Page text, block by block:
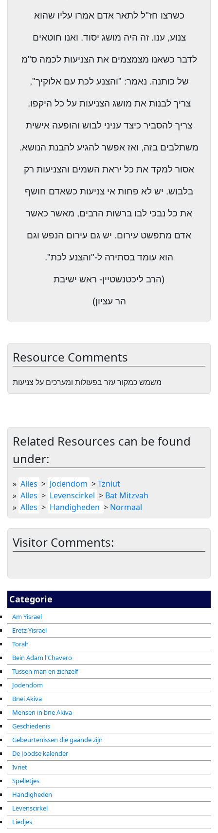
Categorie
Am Yisrael
Eretz Yisrael
Torah
Bein Adam l'Chavero
Tussen man en zichzelf
Jodendom
Bnei Akiva
Mensen in bne Akiva
Geschiedenis
Gebeurtenissen die gaande zijn
De Joodse kalender
Ivriet
Spelletjes
Handigheden
Levenscirkel
Liedjes
כשרצו חז"ל לתאר אדם אמרו עליו שהוא
צנוע, ענו. זה היה מושג יסוד. ואנו חוטאים
לדבר כשאנו מצמצמים את הצניעות לכמה ס"מ
של כותנה. נאמר: "והצנע לכת עם אלוקיך",
צריך לבנות את מושג הצניעות על כל היקפו.
צריך להסביר כיצד עניני לבוש והופעה אישית
משתלבים בזה, ואז אפשר להגיע להבנת הנושא.
אסור למקד את כל יראת השמים והצניעות רק
בלבוש. יש לא פחות אי צניעות כשאדם חושף
את כל נבכי לבו ברשות הרבים, מאשר כאשר
אדם מתפשט עירום. יש גם עירום הנפש וגם
הוא עומד בסתירה ל-"והצנע לכת".
(הרב ליכטנשטיין- ראש ישיבת
הר עציון)
Resource Comments
משמש כמקור עזר בפעולות ומערכים על צניעות
Related Resources can be found
under:
» Alles > Jodendom >Tzniut
» Alles > Levenscirkel > Bat Mitzvah
» Alles > Handigheden > Normaal
Visitor Comments: